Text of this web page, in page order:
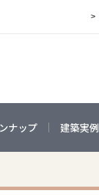
ナップ 建築実例